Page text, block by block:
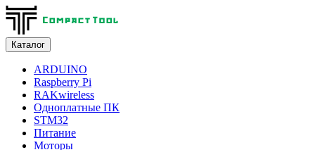
Каталог
ARDUINO
Raspberry Pi
RAKwireless
Одноплатные ПК
STM32
Питание
Моторы